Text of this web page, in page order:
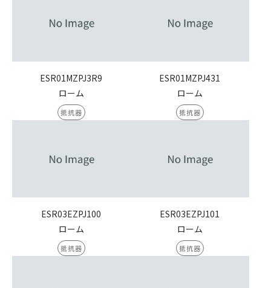
ESR01MZPJ3R9
ローム
抵抗器
ESR01MZPJ431
ローム
抵抗器
ESR03EZPJ100
ローム
抵抗器
ESR03EZPJ101
ローム
抵抗器